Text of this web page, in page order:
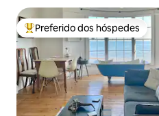
Entre os melhores preferidos
Preferido dos hóspedes